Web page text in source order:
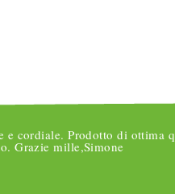
e cordiale. Prodotto di ottima
Grazie mille,Simone